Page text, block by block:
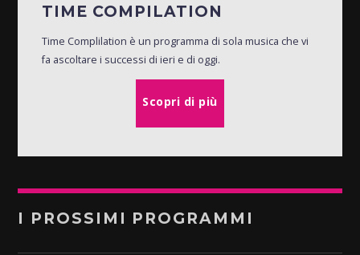
TIME COMPILATION
Time Complilation è un programma di sola musica che vi
fa ascoltare i successi di ieri e di oggi.
Scopri di più
I PROSSIMI PROGRAMMI